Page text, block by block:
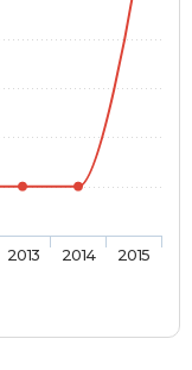
2013 2014 2015